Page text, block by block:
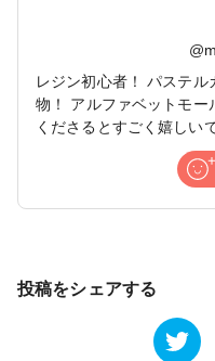
@
レジン初心者！ パステ
物！ アルファベットモー
くださるとすごく嬉しい
投稿をシェアする